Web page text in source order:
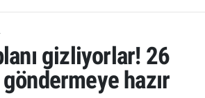
gizliyorlar! 26
hazır